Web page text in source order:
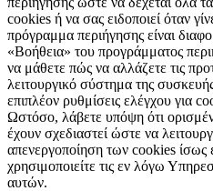
cookies ή να σας ειδοποιεί όταν
πρόγραμμα περιήγησης είναι
«Βοήθεια» του προγράμματος
να μάθετε πώς να αλλάζετε τις
λειτουργικό σύστημα της
επιπλέον ρυθμίσεις ελέγχου για
Ωστόσο, λάβετε υπόψη ότι
έχουν σχεδιαστεί ώστε να
απενεργοποίηση των cookies ίσως
χρησιμοποιείτε τις εν λόγω
αυτών.